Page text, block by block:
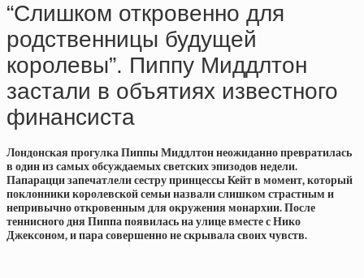
“Слишком откровенно для
родственницы будущей
королевы”. Пиппу Миддлтон
застали в объятиях известного
финансиста
Лондонская прогулка Пиппы Миддлтон неожиданно превратилась
в один из самых обсуждаемых светских эпизодов недели.
Папарацци запечатлели сестру принцессы Кейт в момент, который
поклонники королевской семьи назвали слишком страстным и
непривычно откровенным для окружения монархии. После
теннисного дня Пиппа появилась на улице вместе с Нико
Джексоном, и пара совершенно не скрывала своих чувств.